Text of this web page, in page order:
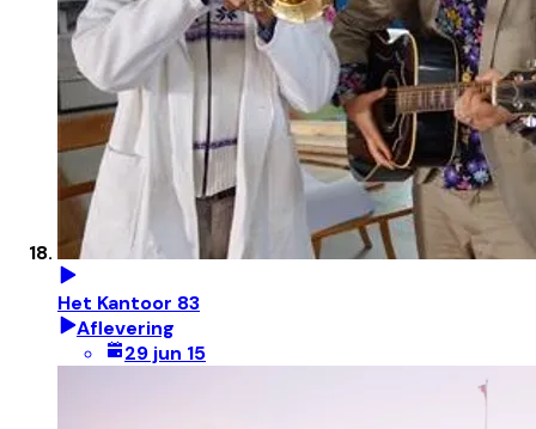
Het Kantoor 83
Aflevering
29 jun 15